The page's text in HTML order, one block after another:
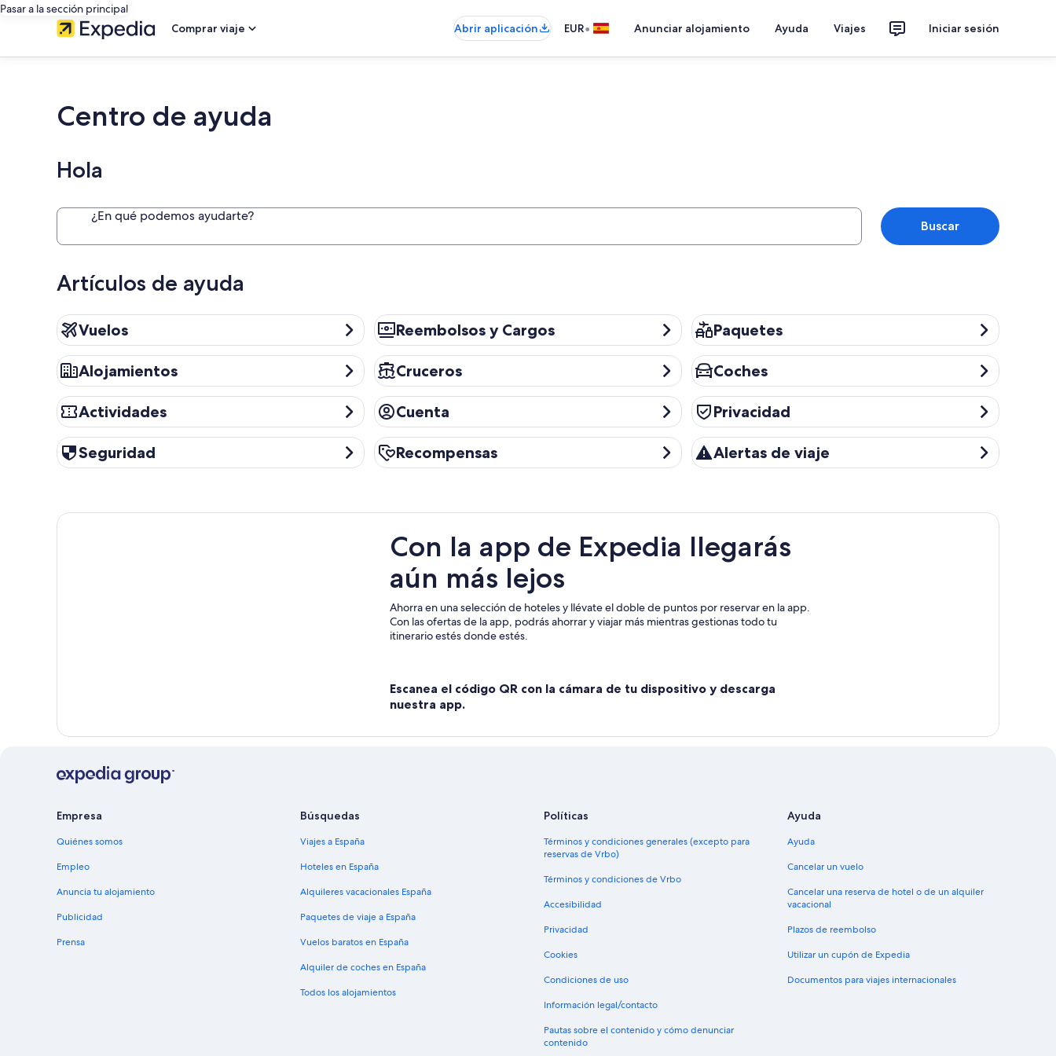
Pasar a la sección principal
Comprar viaje
Abrir aplicación EUR• Anunciar alojamiento Ayuda Viajes Iniciar sesión
Centro de ayuda
Hola
¿En qué podemos ayudarte?
Buscar
Artículos de ayuda
Vuelos
Vuelos Reembolsos y Cargos
Reembolsos y Cargos Paquetes
Paquetes
Alojamientos
Alojamientos Cruceros
Cruceros Coches
Coches
Actividades
Actividades Cuenta
Cuenta Privacidad
Privacidad
Seguridad
Seguridad Recompensas
Recompensas Alertas de viaje
Alertas de viaje
Con la app de Expedia llegarás
aún más lejos
Ahorra en una selección de hoteles y llévate el doble de puntos por reservar en la app.
Con las ofertas de la app, podrás ahorrar y viajar más mientras gestionas todo tu
itinerario estés donde estés.
Escanea el código QR con la cámara de tu dispositivo y descarga
nuestra app.
Empresa
Quiénes somos
Empleo
Anuncia tu alojamiento
Publicidad
Prensa
Búsquedas
Viajes a España
Hoteles en España
Alquileres vacacionales España
Paquetes de viaje a España
Vuelos baratos en España
Alquiler de coches en España
Todos los alojamientos
Políticas
Términos y condiciones generales (excepto para
reservas de Vrbo)
Términos y condiciones de Vrbo
Accesibilidad
Privacidad
Cookies
Condiciones de uso
Información legal/contacto
Pautas sobre el contenido y cómo denunciar
contenido
Ayuda
Ayuda
Cancelar un vuelo
Cancelar una reserva de hotel o de un alquiler
vacacional
Plazos de reembolso
Utilizar un cupón de Expedia
Documentos para viajes internacionales